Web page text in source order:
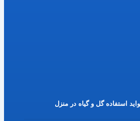
استفاده گل و گیاه در منزل